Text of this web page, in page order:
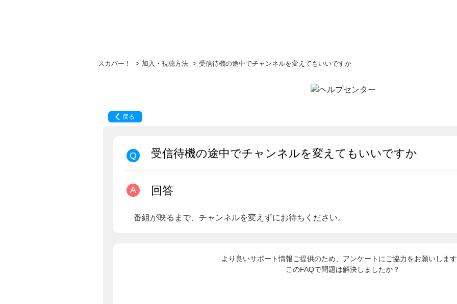
スカパー！ > 加入・視聴方法 > 受信待機の途中でチャンネルを変えてもいいですか
戻る
受信待機の途中でチャンネルを変えてもいいですか
回答
番組が映るまで、チャンネルを変えずにお待ちください。
より良いサポート情報ご提供のため、アンケートにご協力をお願いしま
このFAQで問題は解決しましたか？